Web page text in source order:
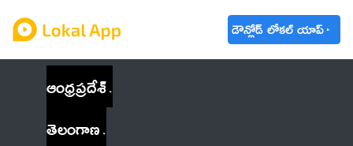
డౌన్లోడ్ లోకల్ యాప్
ఆంధ్రప్రదేశ్
తెలంగాణ